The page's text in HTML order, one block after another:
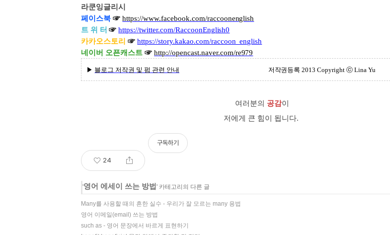
라쿤잉글리시
페이스북☞ https://www.facebook.com/raccoonenglish
트 위 터 ☞ https://twitter.com/RaccoonEnglish0
카카오스토리☞ https://story.kakao.com/raccoon_english
네이버 오픈캐스트☞ http://opencast.naver.com/re979
▶ 블로그 저작권 및 펌 관련 안내 저작권등록2013 Copyright ⓒ Lina Yu
여러분의 공감이
저에게 큰 힘이 됩니다.
24
구독하기
'영어 에세이 쓰는 방법' 카테고리의 다른 글
Many를 사용할 때의 흔한 실수 - 우리가 잘 모르는 many 용법
영어 이메일(email) 쓰는 방법
such as - 영어 문장에서 바르게 표현하기